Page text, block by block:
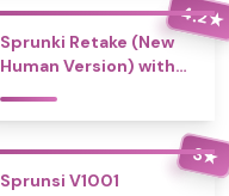
4.2★
Sprunki Retake (New
Human Version) with
3★
Sprunsi V1001